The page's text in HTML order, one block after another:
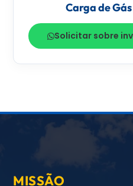
Carga de
Solicitar sobre
MISSÃO